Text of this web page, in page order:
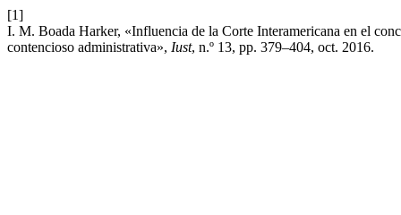
[1]
I. M. Boada Harker, «Influencia de la Corte Interamericana en el
contencioso administrativa», Iust, n.º 13, pp. 379–404, oct. 2016.